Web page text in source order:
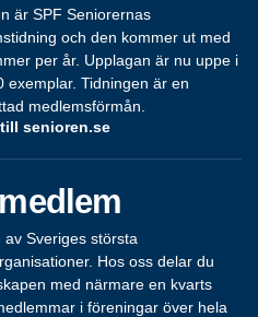
är SPF Seniorernas
och den kommer ut med
per år. Upplagan är nu uppe i
exemplar. Tidningen är en
medlemsförmån.
senioren.se
av Sveriges största
Hos oss delar du
med närmare en kvarts
i föreningar över hela